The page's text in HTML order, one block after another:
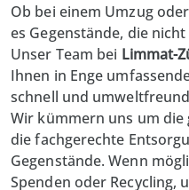
Ob bei einem Umzug
es Gegenstände, die
Unser Team bei Limmat-
Ihnen in Enge
schnell und
Wir kümmern uns um
die fachgerechte
Gegenstände. Wenn
Spenden oder Recycling,